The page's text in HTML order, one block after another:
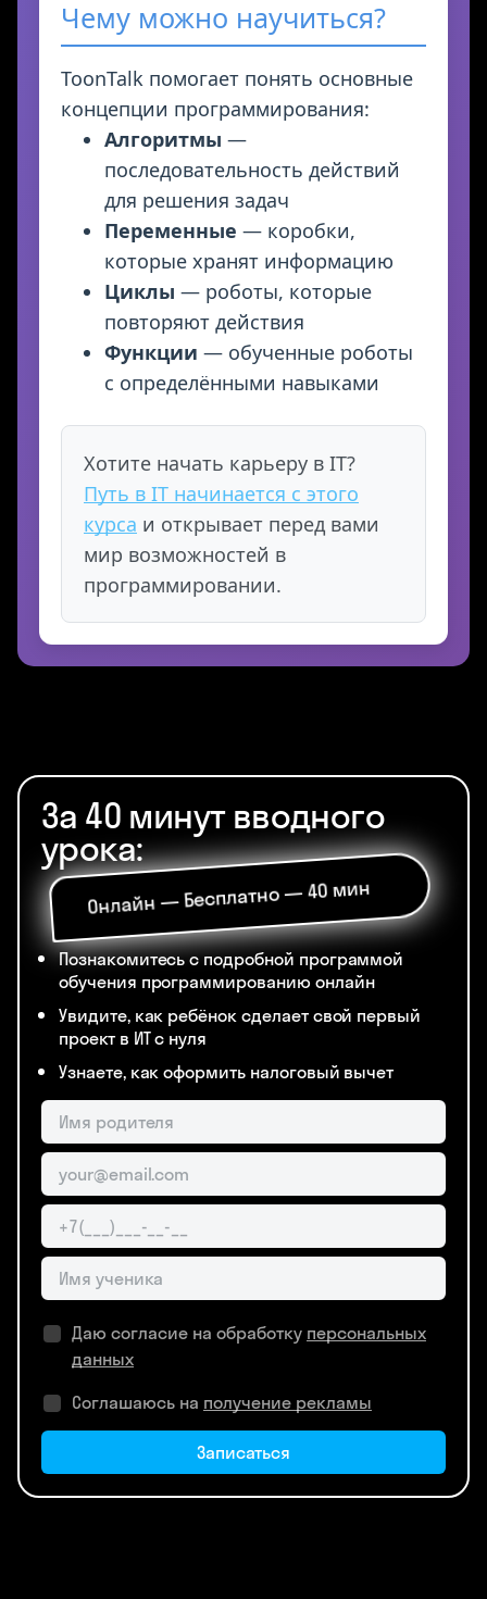
Чему можно научиться?
ToonTalk помогает понять основные
концепции программирования:
Алгоритмы —
последовательность действий
для решения задач
Переменные — коробки,
которые хранят информацию
Циклы — роботы, которые
повторяют действия
Функции — обученные роботы
с определёнными навыками
Хотите начать карьеру в IT?
Путь в IT начинается с этого
курса и открывает перед вами
мир возможностей в
программировании.
За 40 минут вводного
урока:
Онлайн — Бесплатно — 40 мин
Познакомитесь с подробной программой
обучения программированию онлайн
Увидите, как ребёнок сделает свой первый
проект в ИТ с нуля
Узнаете, как оформить налоговый вычет
Даю согласие на обработку персональных
данных
Соглашаюсь на получение рекламы
Записаться